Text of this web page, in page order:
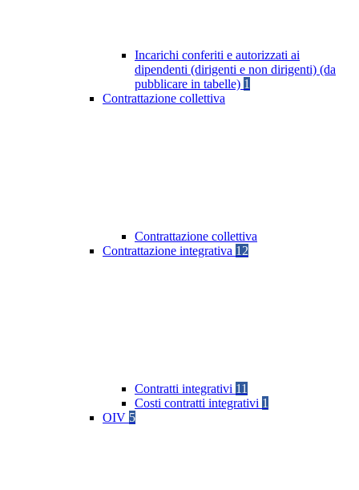
Incarichi conferiti e autorizzati ai
dipendenti (dirigenti e non dirigenti) (da
pubblicare in tabelle) 1
Contrattazione collettiva
Contrattazione collettiva
Contrattazione integrativa 12
Contratti integrativi 11
Costi contratti integrativi 1
OIV 5